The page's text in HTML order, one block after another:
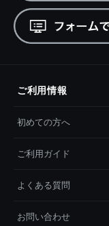
ご利用情報
初めての方へ
ご利用ガイド
よくある質問
お問い合わせ